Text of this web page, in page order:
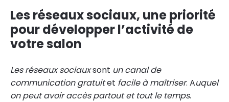
Les réseaux sociaux, une priorité
pour développer l’activité de
votre salon
Les réseaux sociauxsont un canal de
communication gratuitet facile à maîtriser. Auquel
on peut avoir accès partout et tout le temps.